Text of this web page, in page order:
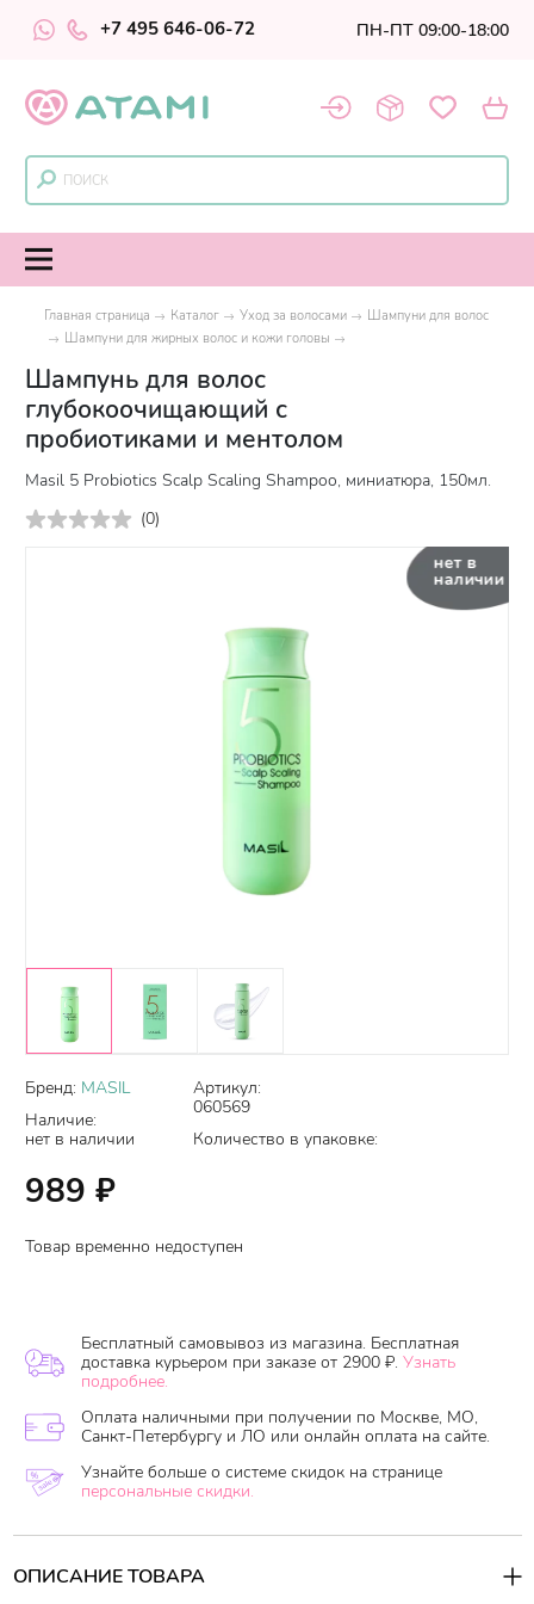
+7 495 646-06-72 ПН-ПТ 09:00-18:00
Главная страница Каталог Уход за волосами
Шампуни для волос
Шампуни для жирных волос и кожи головы
Шампунь для волос
глубокоочищающий с
пробиотиками и ментолом
Masil 5 Probiotics Scalp Scaling Shampoo, миниатюра, 150мл.
(0)
нет в
наличии
Бренд: MASIL
Наличие:
нет в наличии
Артикул:
060569
Количество в упаковке:
989 ₽
Товар временно недоступен
Бесплатный самовывоз из магазина. Бесплатная
доставка курьером при заказе от 2900 ₽. Узнать
подробнее.
Оплата наличными при получении по Москве, МО,
Санкт-Петербургу и ЛО или онлайн оплата на сайте.
Узнайте больше о системе скидок на странице
персональные скидки.
ОПИСАНИЕ ТОВАРА